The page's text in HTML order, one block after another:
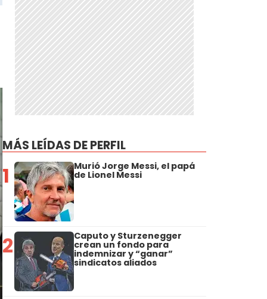
MÁS LEÍDAS DE PERFIL
1 Murió Jorge Messi, el papá
de Lionel Messi
2 Caputo y Sturzenegger
crean un fondo para
indemnizar y “ganar”
sindicatos aliados